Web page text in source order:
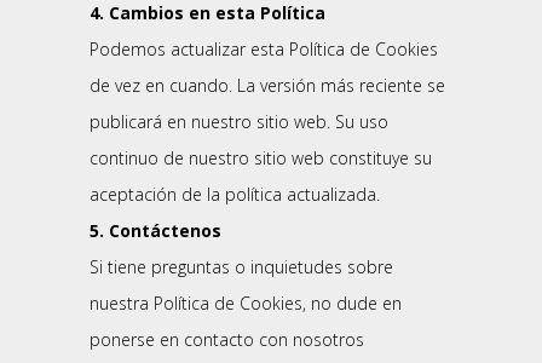
4. Cambios en esta Política
Podemos actualizar esta Política de Cookies
de vez en cuando. La versión más reciente se
publicará en nuestro sitio web. Su uso
continuo de nuestro sitio web constituye su
aceptación de la política actualizada.
5. Contáctenos
Si tiene preguntas o inquietudes sobre
nuestra Política de Cookies, no dude en
ponerse en contacto con nosotros